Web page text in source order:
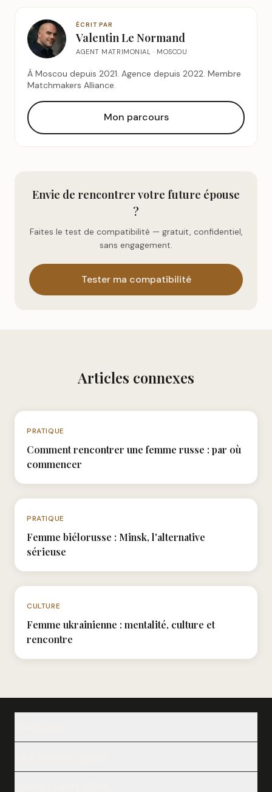
ÉCRIT PAR
Valentin Le Normand
AGENT MATRIMONIAL · MOSCOU
À Moscou depuis 2021. Agence depuis 2022. Membre
Matchmakers Alliance.
Mon parcours
Envie de rencontrer votre future épouse
?
Faites le test de compatibilité — gratuit, confidentiel,
sans engagement.
Tester ma compatibilité
Articles connexes
PRATIQUE
Comment rencontrer une femme russe : par où
commencer
PRATIQUE
Femme biélorusse : Minsk, l'alternative
sérieuse
CULTURE
Femme ukrainienne : mentalité, culture et
rencontre
Speed Dating